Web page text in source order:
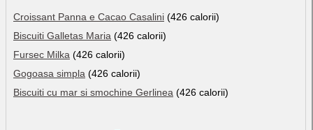
Croissant Panna e Cacao Casalini (426 calorii)
Biscuiti Galletas Maria (426 calorii)
Fursec Milka (426 calorii)
Gogoasa simpla (426 calorii)
Biscuiti cu mar si smochine Gerlinea (426 calorii)